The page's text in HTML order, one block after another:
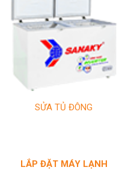
SỬA TỦ ĐÔNG
LẮP ĐẶT MÁY LẠNH